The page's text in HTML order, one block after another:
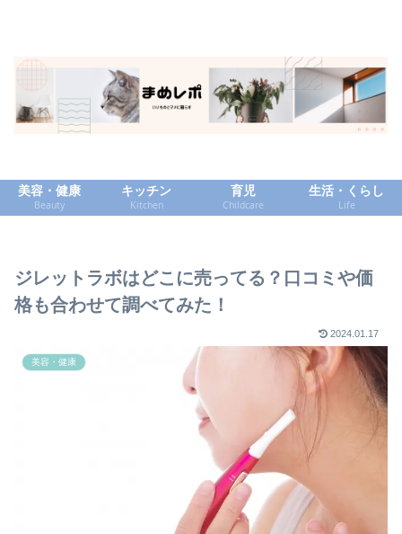
美容・健康
Beauty
キッチン
Kitchen
育児
Childcare
生活・くらし
Life
ジレットラボはどこに売ってる？口コミや価
格も合わせて調べてみた！
2024.01.17
美容・健康